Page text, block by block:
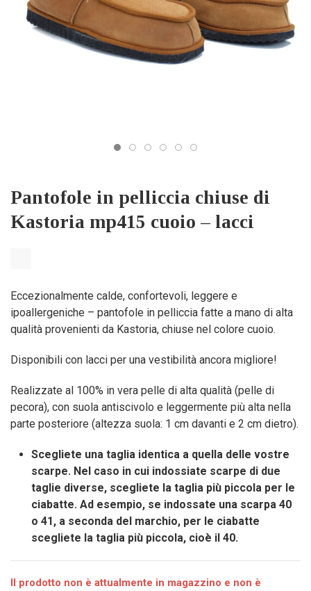
Pantofole in pelliccia chiuse di
Kastoria mp415 cuoio – lacci
Eccezionalmente calde, confortevoli, leggere e
ipoallergeniche – pantofole in pelliccia fatte a mano di alta
qualità provenienti da Kastoria, chiuse nel colore cuoio.
Disponibili con lacci per una vestibilità ancora migliore!
Realizzate al 100% in vera pelle di alta qualità (pelle di
pecora), con suola antiscivolo e leggermente più alta nella
parte posteriore (altezza suola: 1 cm davanti e 2 cm dietro).
Scegliete una taglia identica a quella delle vostre
scarpe. Nel caso in cui indossiate scarpe di due
taglie diverse, scegliete la taglia più piccola per le
ciabatte. Ad esempio, se indossate una scarpa 40
o 41, a seconda del marchio, per le ciabatte
scegliete la taglia più piccola, cioè il 40.
Il prodotto non è attualmente in magazzino e non è